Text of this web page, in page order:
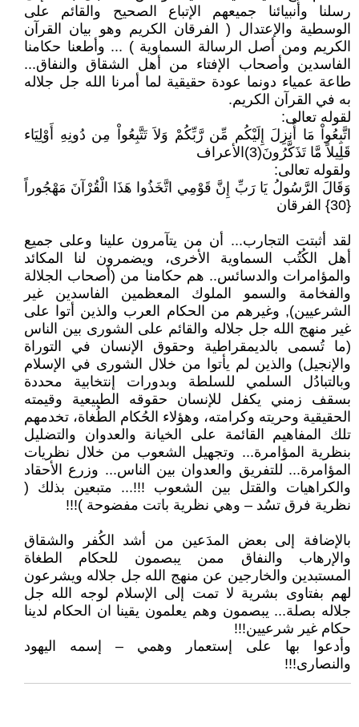
رسلنا وأنبيائنا جميعهم الإتباع الصحيح والقائم على
الوسطية والإعتدال ( الفرقان الكريم وهو بيان القرآن
الكريم ومن أصل الرسالة السماوية ) ... وأطعنا حكامنا
الفاسدين وأصحاب الإفتاء من أهل الشقاق والنفاق...
طاعة عمياء دونما عودة حقيقية لما أمرنا الله جل جلاله
به في القرآن الكريم.
لقوله تعالى:
اتَّبِعُواْ مَا أُنزِلَ إِلَيْكُم مِّن رَّبِّكُمْ وَلاَ تَتَّبِعُواْ مِن دُونِهِ أَوْلِيَاء
قَلِيلاً مَّا تَذَكَّرُونَ(3)الأعراف
ولقوله تعالى:
وَقَالَ الرَّسُولُ يَا رَبِّ إِنَّ قَوْمِي اتَّخَذُوا هَذَا الْقُرْآنَ مَهْجُوراً
{30} الفرقان
لقد أثبتت التجارب... أن من يتآمرون علينا وعلى جميع
أهل الكُتُب السماوية الأخرى، ويضمرون لنا المكائد
والمؤامرات والدسائس.. هم حكامنا من (أصحاب الجلالة
والفخامة والسمو الملوك المعظمين الفاسدين غير
الشرعيين), وغيرهم من الحكام العرب والذين أتوا على
غير منهج الله جل جلاله والقائم على الشورى بين الناس
(ما تُسمى بالديمقراطية وحقوق الإنسان في التوراة
والإنجيل) والذين لم يأتوا من خلال الشورى في الإسلام
وبالتبادُل السلمي للسلطة وبدورات إنتخابية محددة
بسقف زمني يكفل للإنسان حقوقه الطبيعية وقيمته
الحقيقية وحريته وكرامته، وهؤلاء الحُكام الطُغاة، تخدمهم
تلك المفاهيم القائمة على الخيانة والعدوان والتضليل
بنظرية المؤامرة... وتجهيل الشعوب من خلال نظريات
المؤامرة... للتفريق والعدوان بين الناس... وزرع الأحقاد
والكراهيات والقتل بين الشعوب !!!... متبعين بذلك (
نظرية فرق تسُد – وهي نظرية باتت مفضوحة )!!!
بالإضافة إلى بعض المدَعين من أشد الكُفر والشقاق
والإرهاب والنفاق ممن يبصمون للحكام الطغاة
المستبدين والخارجين عن منهج الله جل جلاله ويشرعون
لهم بفتاوى بشرية لا تمت إلى الإسلام لوجه الله جل
جلاله بصلة... يبصمون وهم يعلمون يقينا ان الحكام لدينا
حكام غير شرعيين!!!
وأدعوا بها على إستعمار وهمي – إسمه اليهود
والنصارى!!!